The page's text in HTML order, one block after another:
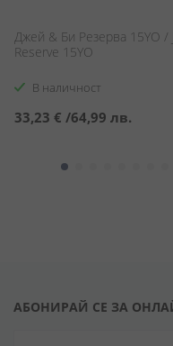
Джей & Би Резерва 15YO /
Reserve 15YO
В наличност
33,23 € /64,99 лв.
АБОНИРАЙ СЕ ЗА